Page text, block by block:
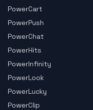
PowerCart
PowerPush
PowerChat
PowerHits
PowerInfinity
PowerLook
PowerLucky
PowerClip